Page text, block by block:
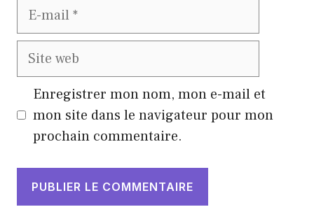
E-
Site
Enregistrer mon nom, mon e-mail et
mon site dans le navigateur pour mon
prochain commentaire.